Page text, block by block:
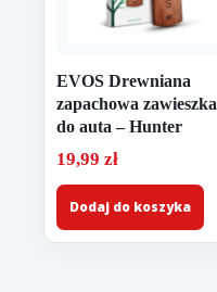
EVOS Drewniana
zapachowa zawieszka
do auta – Hunter
19,99 zł
Dodaj do koszyka